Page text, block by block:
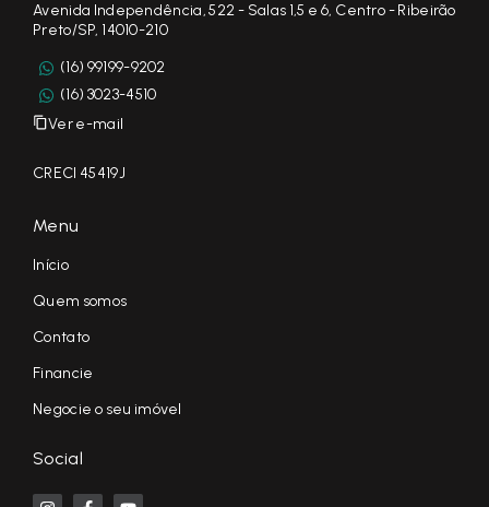
Avenida Independência, 522 - Salas 1,5 e 6, Centro - Ribeirão
Preto/SP, 14010-210
(16) 99199-9202
(16) 3023-4510
Ver e-mail
CRECI 45419J
Menu
Início
Quem somos
Contato
Financie
Negocie o seu imóvel
Social